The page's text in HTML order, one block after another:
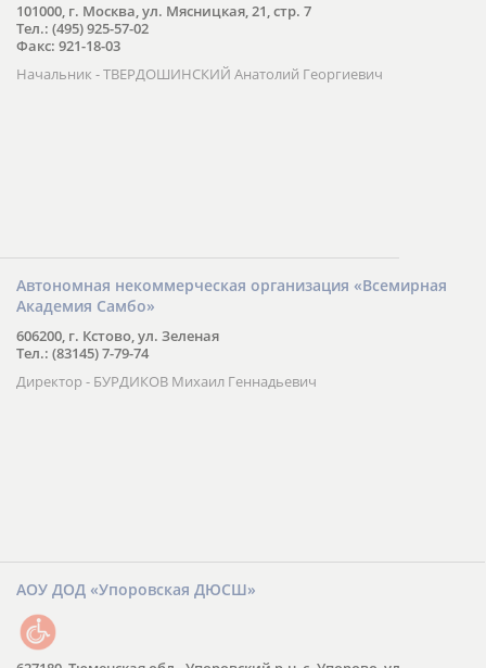
101000, г. Москва, ул. Мясницкая, 21, стр. 7
Тел.: (495) 925-57-02
Факс: 921-18-03
Начальник - ТВЕРДОШИНСКИЙ Анатолий Георгиевич
Автономная некоммерческая организация «Всемирная
Академия Самбо»
606200, г. Кстово, ул. Зеленая
Тел.: (83145) 7-79-74
Директор - БУРДИКОВ Михаил Геннадьевич
АОУ ДОД «Упоровская ДЮСШ»